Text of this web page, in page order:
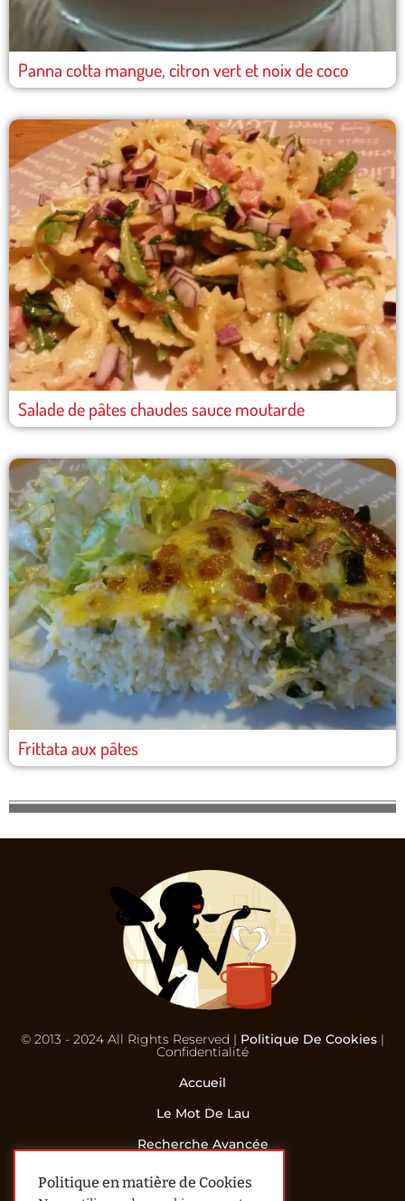
Panna cotta mangue, citron vert et noix de coco
Salade de pâtes chaudes sauce moutarde
Frittata aux pâtes
© 2013 - 2024 All Rights Reserved | Politique De Cookies |
Confidentialité
Accueil
Le Mot De Lau
Recherche Avancée
Contact
Politique en matière de Cookies